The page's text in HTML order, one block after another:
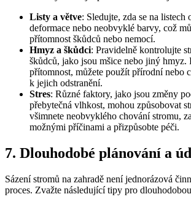
Listy a větve: Sledujte, zda se na listech
deformace nebo neobvyklé barvy, což
přítomnost škůdců nebo nemocí.
Hmyz a škůdci: Pravidelně kontrolujte
škůdců, jako jsou mšice nebo jiný hmyz.
přítomnost, můžete použít přírodní nebo
k jejich odstranění.
Stres: Různé faktory, jako jsou změny
přebytečná vlhkost, mohou způsobovat
všimnete neobvyklého chování stromu,
možnými příčinami a přizpůsobte péči.
7. Dlouhodobé plánování a
Sázení stromů na zahradě není jednorázová
proces. Zvažte následující tipy pro